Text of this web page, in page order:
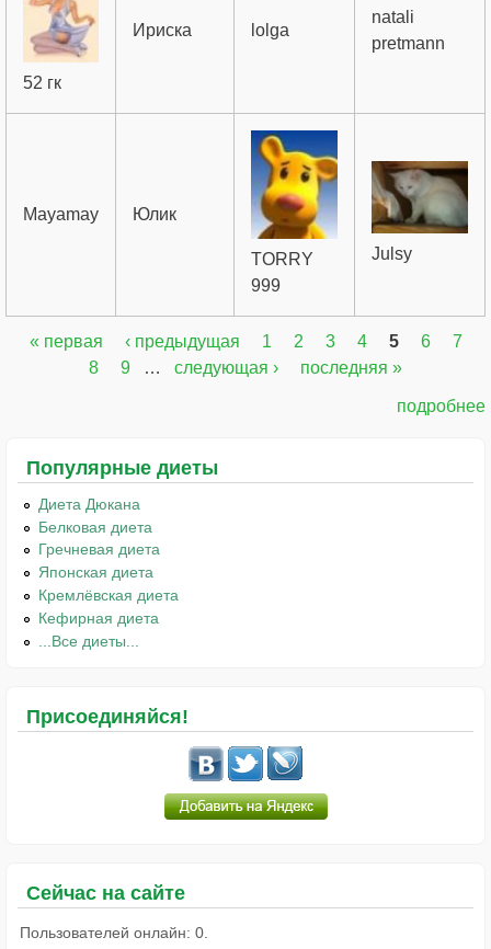
52 гк
Ириска lolga
natali
pretmann
Mayamay Юлик
TORRY
999
Julsy
Страницы
« первая ‹ предыдущая 1 2 3 4 5 6
7
8
9 … следующая › последняя »
подробнее
Популярные диеты
Диета Дюкана
Белковая диета
Гречневая диета
Японская диета
Кремлёвская диета
Кефирная диета
...Все диеты...
Присоединяйся!
Сейчас на сайте
Пользователей онлайн: 0.